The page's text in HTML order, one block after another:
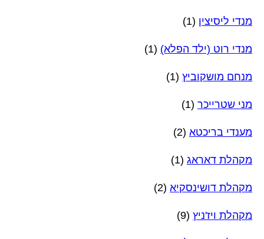
מנדי ליסיצין (1)
מנדי רוט (ילד הפלא) (1)
מנחם מושקוביץ (1)
מני שטרייכר (1)
מענדי בריכטא (2)
מקהלת דאראג (1)
מקהלת דושינסקיא (2)
מקהלת ויז'ניץ (9)